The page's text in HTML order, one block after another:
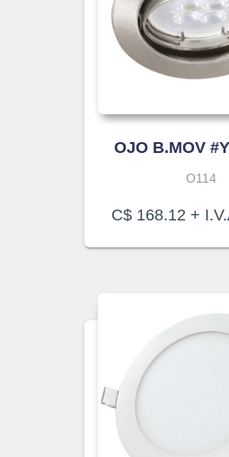
OJO B.MOV
O114
C$ 168.12 +